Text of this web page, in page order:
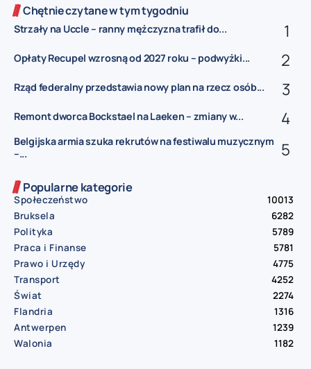
Chętnie czytane w tym tygodniu
Strzały na Uccle – ranny mężczyzna trafił do...
Opłaty Recupel wzrosną od 2027 roku – podwyżki...
Rząd federalny przedstawia nowy plan na rzecz osób...
Remont dworca Bockstael na Laeken – zmiany w...
Belgijska armia szuka rekrutów na festiwalu muzycznym
–...
Popularne kategorie
Społeczeństwo
10013
Bruksela
6282
Polityka
5789
Praca i Finanse
5781
Prawo i Urzędy
4775
Transport
4252
Świat
2274
Flandria
1316
Antwerpen
1239
Walonia
1182